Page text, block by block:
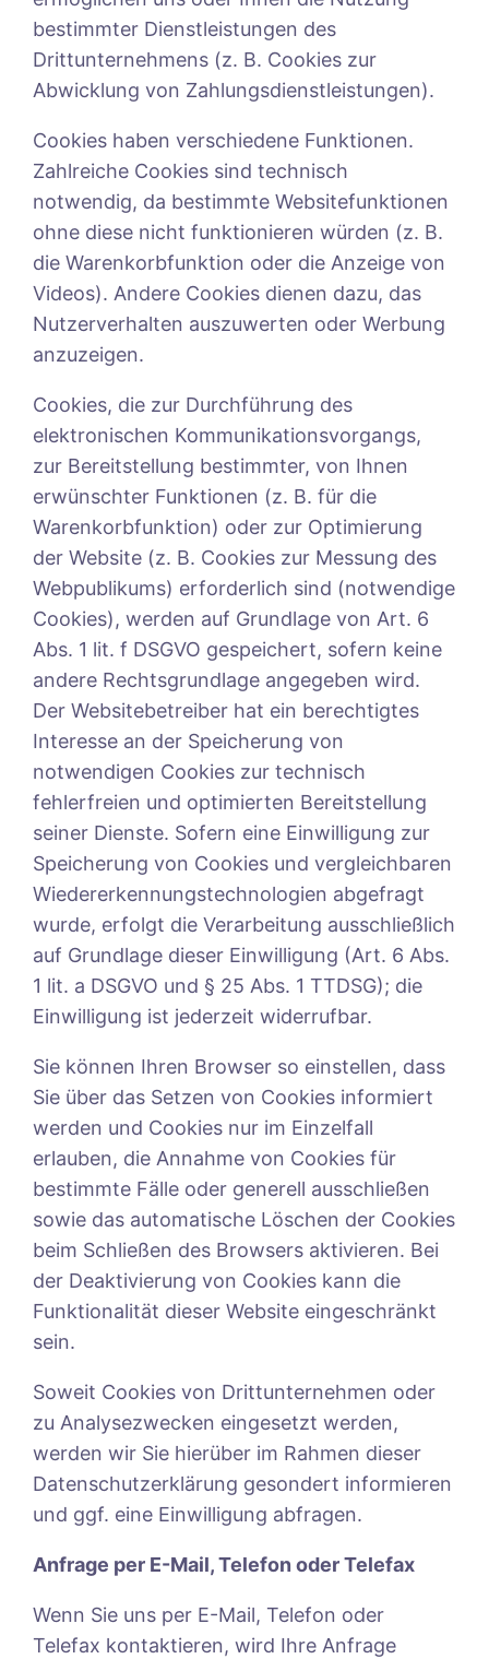
bestimmter Dienstleistungen des
Drittunternehmens (z. B. Cookies zur
Abwicklung von Zahlungsdienstleistungen).
Cookies haben verschiedene Funktionen.
Zahlreiche Cookies sind technisch
notwendig, da bestimmte Websitefunktionen
ohne diese nicht funktionieren würden (z. B.
die Warenkorbfunktion oder die Anzeige von
Videos). Andere Cookies dienen dazu, das
Nutzerverhalten auszuwerten oder Werbung
anzuzeigen.
Cookies, die zur Durchführung des
elektronischen Kommunikationsvorgangs,
zur Bereitstellung bestimmter, von Ihnen
erwünschter Funktionen (z. B. für die
Warenkorbfunktion) oder zur Optimierung
der Website (z. B. Cookies zur Messung des
Webpublikums) erforderlich sind (notwendige
Cookies), werden auf Grundlage von Art. 6
Abs. 1 lit. f DSGVO gespeichert, sofern keine
andere Rechtsgrundlage angegeben wird.
Der Websitebetreiber hat ein berechtigtes
Interesse an der Speicherung von
notwendigen Cookies zur technisch
fehlerfreien und optimierten Bereitstellung
seiner Dienste. Sofern eine Einwilligung zur
Speicherung von Cookies und vergleichbaren
Wiedererkennungstechnologien abgefragt
wurde, erfolgt die Verarbeitung ausschließlich
auf Grundlage dieser Einwilligung (Art. 6 Abs.
1 lit. a DSGVO und § 25 Abs. 1 TTDSG); die
Einwilligung ist jederzeit widerrufbar.
Sie können Ihren Browser so einstellen, dass
Sie über das Setzen von Cookies informiert
werden und Cookies nur im Einzelfall
erlauben, die Annahme von Cookies für
bestimmte Fälle oder generell ausschließen
sowie das automatische Löschen der Cookies
beim Schließen des Browsers aktivieren. Bei
der Deaktivierung von Cookies kann die
Funktionalität dieser Website eingeschränkt
sein.
Soweit Cookies von Drittunternehmen oder
zu Analysezwecken eingesetzt werden,
werden wir Sie hierüber im Rahmen dieser
Datenschutzerklärung gesondert informieren
und ggf. eine Einwilligung abfragen.
Anfrage per E-Mail, Telefon oder Telefax
Wenn Sie uns per E-Mail, Telefon oder
Telefax kontaktieren, wird Ihre Anfrage